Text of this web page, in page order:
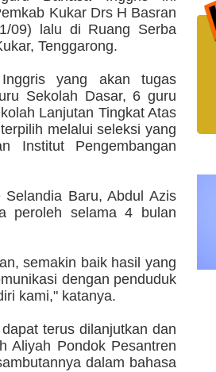
Kukar Drs H Basran
09) lalu di Ruang Serba
Tenggarong.
yang akan tugas
Sekolah Dasar, 6 guru
Lanjutan Tingkat Atas
melalui seleksi yang
Institut Pengembangan
Baru, Abdul Azis
peroleh selama 4 bulan
semakin baik hasil yang
dengan penduduk
kami," katanya.
terus dilanjutkan dan
Aliyah Pondok Pesantren
dalam bahasa